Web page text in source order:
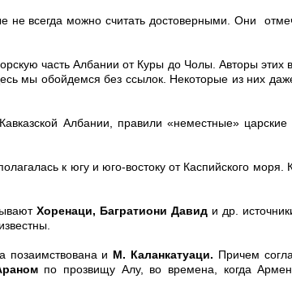
не всегда можно считать достоверными. Они
часть Албании от Куры до Чолы. Авторы
мы обойдемся без ссылок. Некоторые из них
Албании, правили «неместные»
к югу и юго-востоку от Каспийского
Хоренаци, Багратиони Давид и др.
позаимствована и М. Каланкатуаци. Причем
по прозвищу Алу, во времена, когда